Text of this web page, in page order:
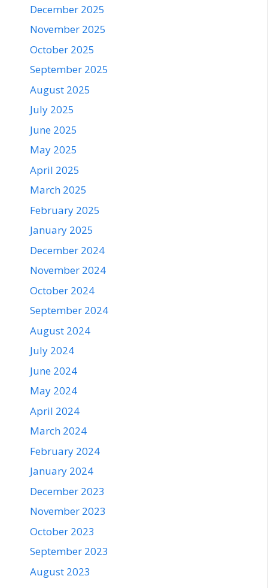
December 2025
November 2025
October 2025
September 2025
August 2025
July 2025
June 2025
May 2025
April 2025
March 2025
February 2025
January 2025
December 2024
November 2024
October 2024
September 2024
August 2024
July 2024
June 2024
May 2024
April 2024
March 2024
February 2024
January 2024
December 2023
November 2023
October 2023
September 2023
August 2023